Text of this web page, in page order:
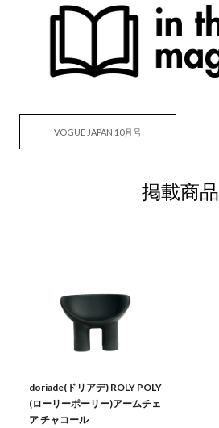
VOGUE JAPAN 10月号
掲載商品
doriade(ドリアデ) ROLY POLY
(ローリーポーリー)アームチェ
ア チャコール